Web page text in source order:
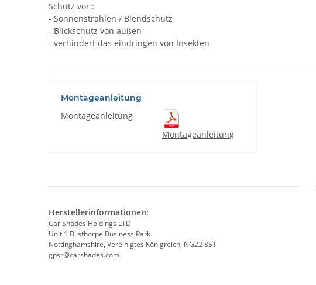
Schutz vor :
- Sonnenstrahlen / Blendschutz
- Blickschutz von außen
- verhindert das eindringen von Insekten
Montageanleitung
Montageanleitung
Montageanleitung
Herstellerinformationen:
Car Shades Holdings LTD
Unit 1 Bilsthorpe Business Park
Nottinghamshire, Vereinigtes Königreich, NG22 8ST
gpsr@carshades.com